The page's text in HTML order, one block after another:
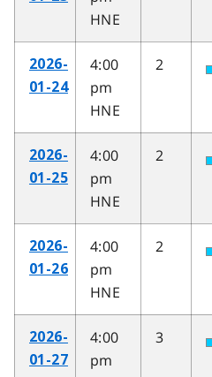
HNE
2026-
01-24
4:00
pm
HNE
2
2026-
01-25
4:00
pm
HNE
2
2026-
01-26
4:00
pm
HNE
2
2026-
01-27
4:00
pm
3